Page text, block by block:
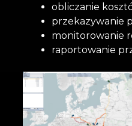
obliczanie
przekazywanie
monitorowanie
raportowanie